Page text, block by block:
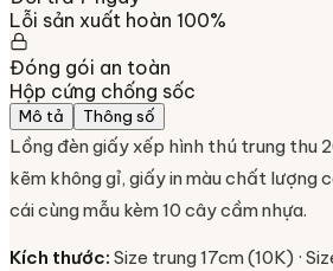
Lỗi sản xuất hoàn 100%
Đóng gói an toàn
Hộp cứng chống sốc
Mô tả Thông số
Lồng đèn giấy xếp hình thú trung thu
kẽm không gỉ, giấy in màu chất lượng
cái cùng mẫu kèm 10 cây cầm nhựa.
Kích thước: Size trung 17cm (10K) ·